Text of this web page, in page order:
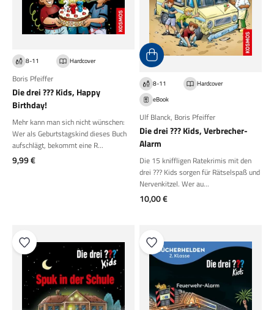
8-11 Hardcover
Boris Pfeiffer
Die drei ??? Kids, Happy
Birthday!
Mehr kann man sich nicht wünschen:
Wer als Geburtstagskind dieses Buch
aufschlägt, bekommt eine R...
Angebot
9,99 €
8-11
Hardcover
eBook
Ulf Blanck, Boris Pfeiffer
Die drei ??? Kids, Verbrecher-
Alarm
Die 15 kniffligen Ratekrimis mit den
drei ??? Kids sorgen für Rätselspaß und
Nervenkitzel. Wer au...
Angebot
10,00 €